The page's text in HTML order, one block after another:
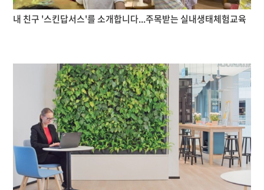
내 친구 '스킨답서스'를 소개합니다...주목받는 실내생태체험교육